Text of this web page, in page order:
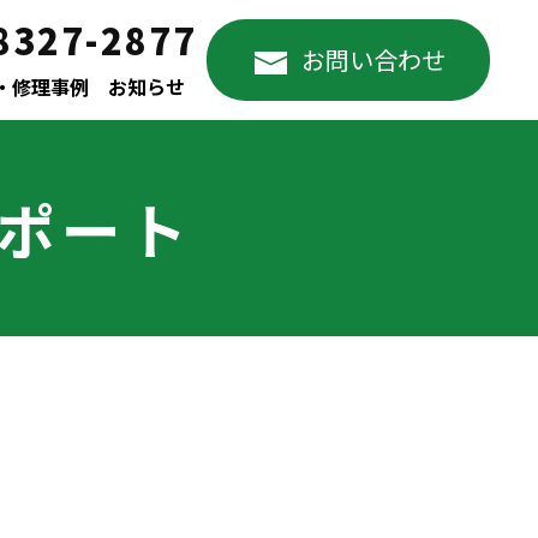
修理事例 お知らせ
お問い合わせ
2877
ート